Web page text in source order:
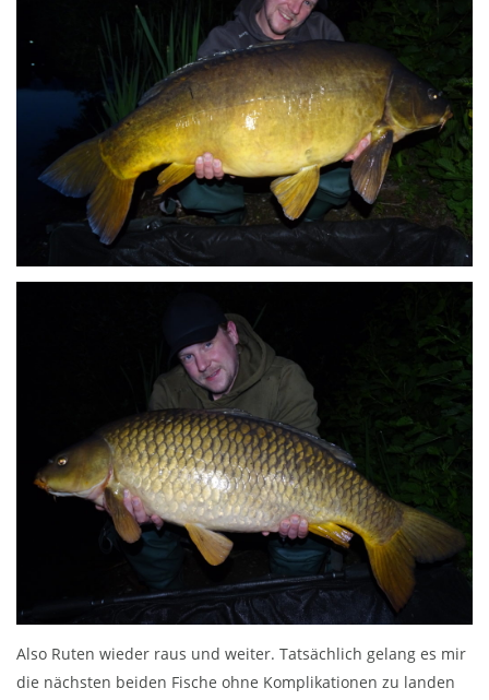
Also Ruten wieder raus und weiter. Tatsächlich gelang es mir
die nächsten beiden Fische ohne Komplikationen zu landen